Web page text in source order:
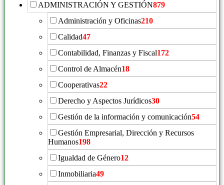
ADMINISTRACIÓN Y GESTIÓN879
Administración y Oficinas210
Calidad47
Contabilidad, Finanzas y Fiscal172
Control de Almacén18
Cooperativas22
Derecho y Aspectos Jurídicos30
Gestión de la información y comunicación54
Gestión Empresarial, Dirección y Recursos
Humanos198
Igualdad de Género12
Inmobiliaria49